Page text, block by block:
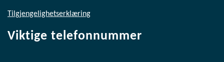
Tilgjengelighetserklæring
Viktige telefonnummer